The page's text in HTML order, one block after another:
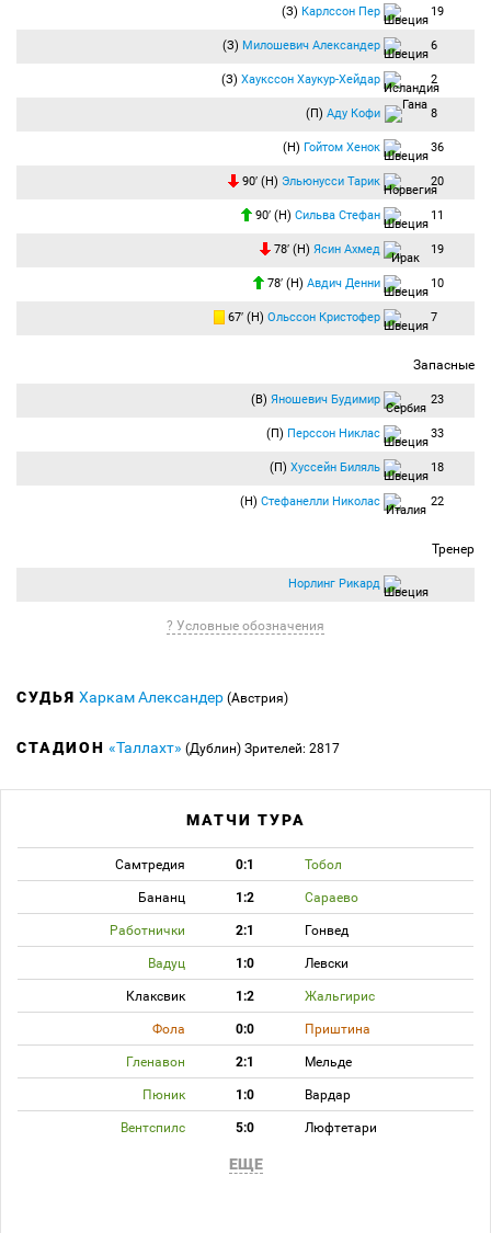
(З) Карлссон Пер 19
(З) Милошевич Александер 6
(З) Хаукссон Хаукур-Хейдар 2
(П) Аду Кофи 8
(Н) Гойтом Хенок 36
90′ (Н) Эльюнусси Тарик 20
90′ (Н) Сильва Стефан 11
78′ (Н) Ясин Ахмед 19
78′ (Н) Авдич Денни 10
67′ (Н) Ольссон Кристофер 7
Запасные
(В) Яношевич Будимир 23
(П) Перссон Никлас 33
(П) Хуссейн Биляль 18
(Н) Стефанелли Николас 22
Тренер
Норлинг Рикард
? Условные обозначения
СУДЬЯ Харкам Александер (Австрия)
СТАДИОН «Таллахт» (Дублин) Зрителей: 2817
МАТЧИ ТУРА
Самтредия 0:1 Тобол
Бананц 1:2 Сараево
Работнички 2:1 Гонвед
Вадуц 1:0 Левски
Клаксвик 1:2 Жальгирис
Фола 0:0 Приштина
Гленавон 2:1 Мельде
Пюник 1:0 Вардар
Вентспилс 5:0 Люфтетари
ЕЩЕ